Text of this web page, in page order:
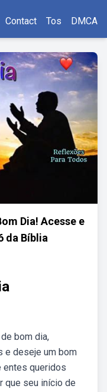
Contact Tos DMCA
Dia! Acesse e
da Bíblia
bom dia,
e deseje um bom
entes queridos
que seu início de